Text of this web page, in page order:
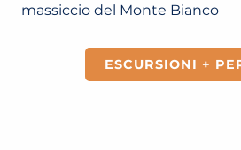
massiccio del Monte Bianco
ESCURSIONI +